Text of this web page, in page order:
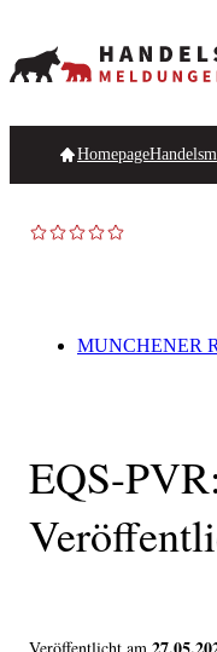
Homepage
MUNCHENER
EQS-